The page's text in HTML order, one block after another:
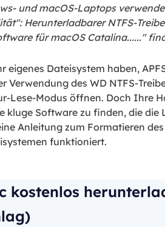
und macOS-Laptops
Herunterladbarer NTFS-
für macOS Catalina......"
eigenes Dateisystem haben,
Verwendung des WD NTFS-
Lese-Modus öffnen. Doch Ihre
kluge Software zu finden, die
Anleitung zum Formatieren
funktioniert.
kostenlos